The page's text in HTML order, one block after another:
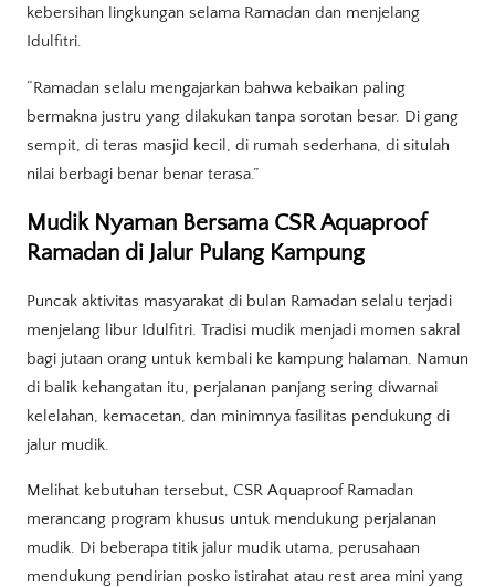
kebersihan lingkungan selama Ramadan dan menjelang
Idulfitri.
“Ramadan selalu mengajarkan bahwa kebaikan paling
bermakna justru yang dilakukan tanpa sorotan besar. Di gang
sempit, di teras masjid kecil, di rumah sederhana, di situlah
nilai berbagi benar benar terasa.”
Mudik Nyaman Bersama CSR Aquaproof
Ramadan di Jalur Pulang Kampung
Puncak aktivitas masyarakat di bulan Ramadan selalu terjadi
menjelang libur Idulfitri. Tradisi mudik menjadi momen sakral
bagi jutaan orang untuk kembali ke kampung halaman. Namun
di balik kehangatan itu, perjalanan panjang sering diwarnai
kelelahan, kemacetan, dan minimnya fasilitas pendukung di
jalur mudik.
Melihat kebutuhan tersebut, CSR Aquaproof Ramadan
merancang program khusus untuk mendukung perjalanan
mudik. Di beberapa titik jalur mudik utama, perusahaan
mendukung pendirian posko istirahat atau rest area mini yang